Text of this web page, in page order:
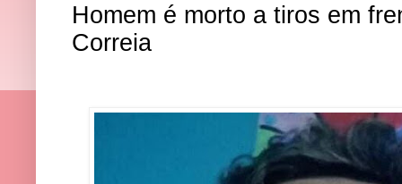
Homem é morto a tiros em
Correia